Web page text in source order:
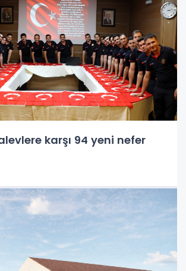
karşı 94 yeni nefer